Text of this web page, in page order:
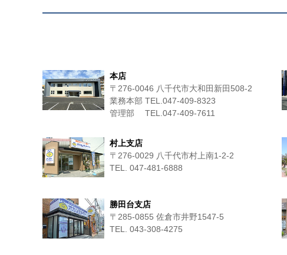
本店
〒276-0046 八千代市大和田新田508-2
業務本部 TEL.047-409-8323
管理部 TEL.047-409-7611
村上支店
〒276-0029 八千代市村上南1-2-2
TEL. 047-481-6888
勝田台支店
〒285-0855 佐倉市井野1547-5
TEL. 043-308-4275